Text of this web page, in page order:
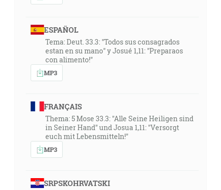
ESPAÑOL
Tema: Deut. 33.3: "Todos sus consagrados
estan en su mano" y Josué 1,11: "Preparaos
con alimento!"
MP3
FRANÇAIS
Thema: 5 Mose 33.3: "Alle Seine Heiligen sind
in Seiner Hand" und Josua 1,11: "Versorgt
euch mit Lebensmitteln!"
MP3
SRPSKOHRVATSKI